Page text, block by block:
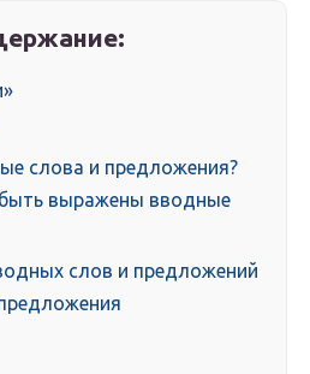
слова и предложения?
выражены вводные
слов и предложений